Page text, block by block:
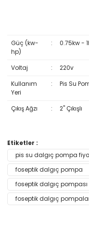
Güç (kw-
hp)
: 0.75kw -
Voltaj :
220v
Kullanım
Yeri
: Pis Su
Çıkış Ağzı : 2'' Çıkışlı
Bu
Bu ürünün fiyat bilgisi,
konularda yetersiz
kullanarak tarafımıza
Görüş ve önerileriniz
Ürün resmi kalitesiz,
Ürün
Etiketler :
pis su dalgıç pompa
foseptik dalgıç pompa
foseptik dalgıç pompası
foseptik dalgıç